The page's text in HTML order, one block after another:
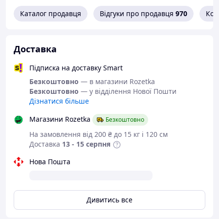
необхідного Вам розміру.
Всі товари магазину -->
Кеди кросівки з
натуральної шкіри
"Maxus".
Колір:чорний.
Матеріал верху:
відмінної якості.
(термоеластопласт) — термопластичная
гума, відрізняється хорошою гнучкістю,
міцністю, зносостійкість.
Каталог продавця Відгуки про продавця 970
Доставка
Підписка на доставку Smart
Безкоштовно — в магазини Rozetka
Безкоштовно — у відділення Нової Пошти
Дізнатися більше
Магазини Rozetka
Безкоштовно
На замовлення від 200 ₴ до 15 кг і 120 см
Доставка 13 - 15 серпня
Нова Пошта
Дивитись все